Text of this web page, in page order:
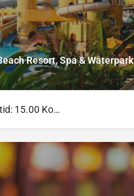
Resort, Spa & Waterpark
Incheckningstid: 15.00 Kontrolltid: 11.00